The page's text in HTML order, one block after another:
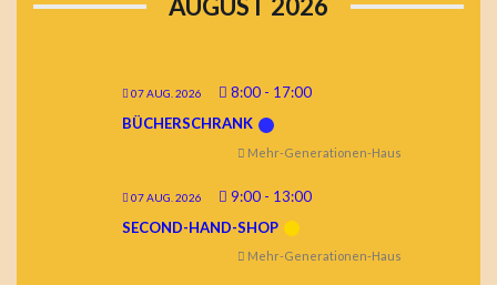
AUGUST 2026
07 AUG. 2026 8:00 - 17:00
BÜCHERSCHRANK
Mehr-Generationen-Haus
07 AUG. 2026 9:00 - 13:00
SECOND-HAND-SHOP
Mehr-Generationen-Haus